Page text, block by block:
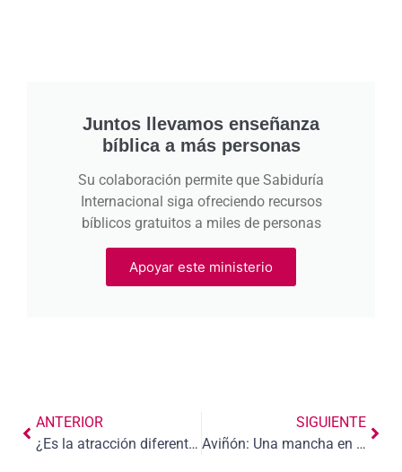
Juntos llevamos enseñanza
bíblica a más personas
Su colaboración permite que Sabiduría
Internacional siga ofreciendo recursos
bíblicos gratuitos a miles de personas
Apoyar este ministerio
ANTERIOR
¿Es la atracción diferente de la lujuria?
SIGUIENTE
Aviñón: Una mancha en el papado católico